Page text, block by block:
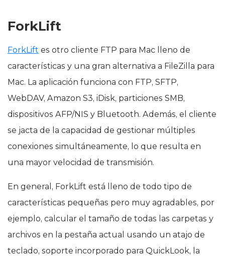
ForkLift
ForkLift es otro cliente FTP para Mac lleno de
características y una gran alternativa a FileZilla para
Mac. La aplicación funciona con FTP, SFTP,
WebDAV, Amazon S3, iDisk, particiones SMB,
dispositivos AFP/NIS y Bluetooth. Además, el cliente
se jacta de la capacidad de gestionar múltiples
conexiones simultáneamente, lo que resulta en
una mayor velocidad de transmisión.
En general, ForkLift está lleno de todo tipo de
características pequeñas pero muy agradables, por
ejemplo, calcular el tamaño de todas las carpetas y
archivos en la pestaña actual usando un atajo de
teclado, soporte incorporado para QuickLook, la